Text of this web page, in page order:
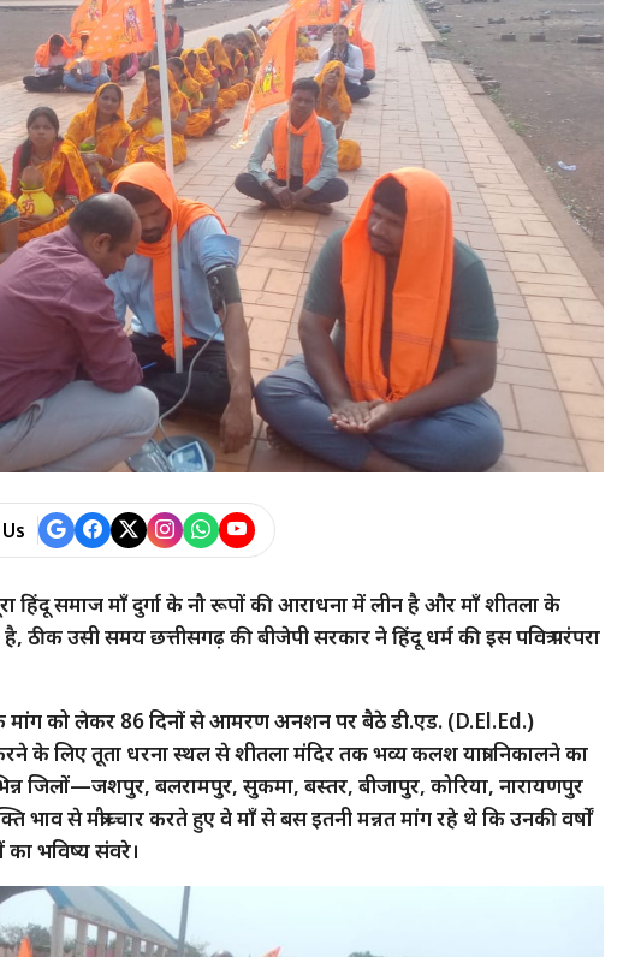
पूरा हिंदू समाज माँ दुर्गा के नौ रूपों की आराधना में लीन है और माँ शीतला के
उसी समय छत्तीसगढ़ की बीजेपी सरकार ने हिंदू धर्म की इस पवित्र परंपरा
मांग को लेकर 86 दिनों से आमरण अनशन पर बैठे डी.एड. (D.El.Ed.)
के लिए तूता धरना स्थल से शीतला मंदिर तक भव्य कलश यात्रा निकालने का
जिलों—जशपुर, बलरामपुर, सुकमा, बस्तर, बीजापुर, कोरिया, नारायणपुर
से मंत्रोच्चार करते हुए वे माँ से बस इतनी मन्नत मांग रहे थे कि उनकी वर्षों
भविष्य संवरे।